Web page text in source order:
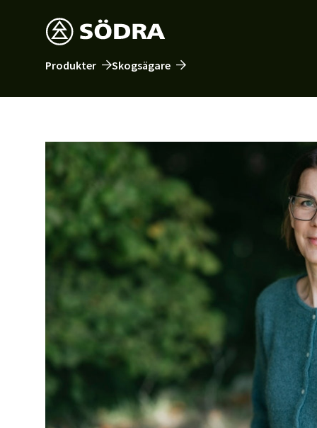
Produkter Skogsägare